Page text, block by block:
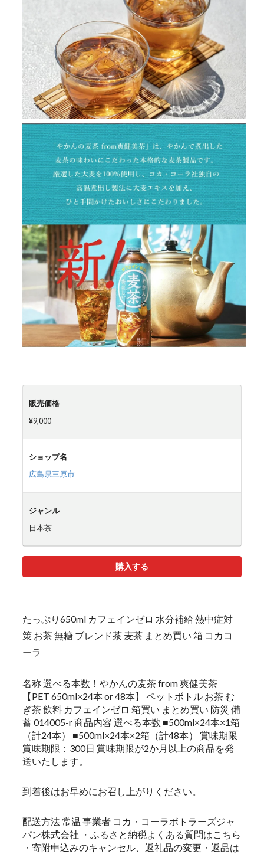
販売価格
¥9,000
ショップ名
広島県三原市
ジャンル
日本茶
購入する
たっぷり650ml カフェインゼロ 水分補給 熱中症対
策 お茶 無糖 ブレンド茶 麦茶 まとめ買い 箱 コカコ
ーラ
名称 選べる本数！やかんの麦茶 from 爽健美茶
【PET 650ml×24本 or 48本】 ペットボトル お茶 む
ぎ茶 飲料 カフェインゼロ 箱買い まとめ買い 防災 備
蓄 014005-r 商品内容 選べる本数 ■500ml×24本×1箱
（計24本） ■500ml×24本×2箱（計48本） 賞味期限
賞味期限：300日 賞味期限が2か月以上の商品を発
送いたします。
到着後はお早めにお召し上がりください。
配送方法 常温 事業者 コカ・コーラボトラーズジャ
パン株式会社 ・ふるさと納税よくある質問はこちら
・寄附申込みのキャンセル、返礼品の変更・返品は